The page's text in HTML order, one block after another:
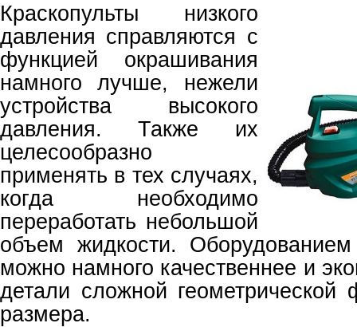
Краскопульты низкого
давления справляются с
функцией окрашивания
намного лучше, нежели
устройства высокого
давления. Также их
целесообразно
применять в тех случаях,
когда необходимо
переработать небольшой
объем жидкости. Оборудованием
можно намного качественнее и
детали сложной
размера.